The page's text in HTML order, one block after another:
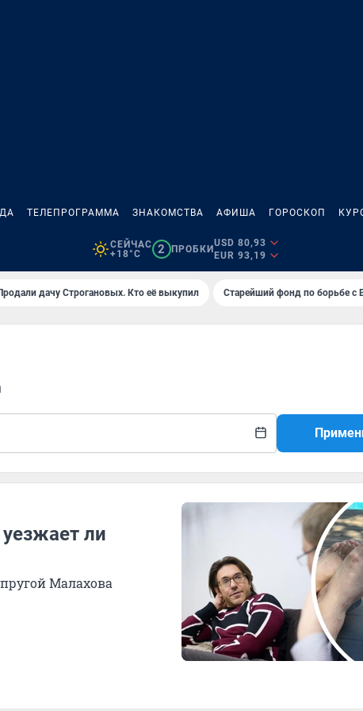
ТЕЛЕПРОГРАММА ЗНАКОМСТВА АФИША ГОРОСКОП
СЕЙЧАС
+18°C
2 ПРОБКИ
USD 80,93
EUR 93,19
дачу Строгановых. Кто её выкупил Старейший фонд по борьбе с
ли
Малахова